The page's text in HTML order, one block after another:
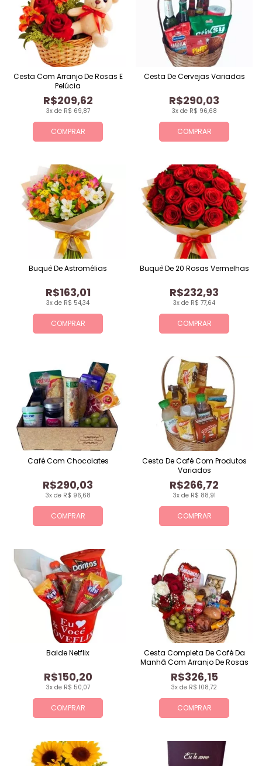
COMPRAR
3x de R$ 69,87
R$209,62
Cesta Com Arranjo De Rosas E
Pelúcia
COMPRAR
3x de R$ 96,68
R$290,03
Cesta De Cervejas Variadas
COMPRAR
3x de R$ 54,34
R$163,01
Buquê De Astromélias
COMPRAR
3x de R$ 77,64
R$232,93
Buquê De 20 Rosas Vermelhas
COMPRAR
3x de R$ 96,68
R$290,03
Café Com Chocolates
COMPRAR
3x de R$ 88,91
R$266,72
Cesta De Café Com Produtos
Variados
COMPRAR
3x de R$ 50,07
R$150,20
Balde Netflix
COMPRAR
3x de R$ 108,72
R$326,15
Cesta Completa De Café Da
Manhã Com Arranjo De Rosas